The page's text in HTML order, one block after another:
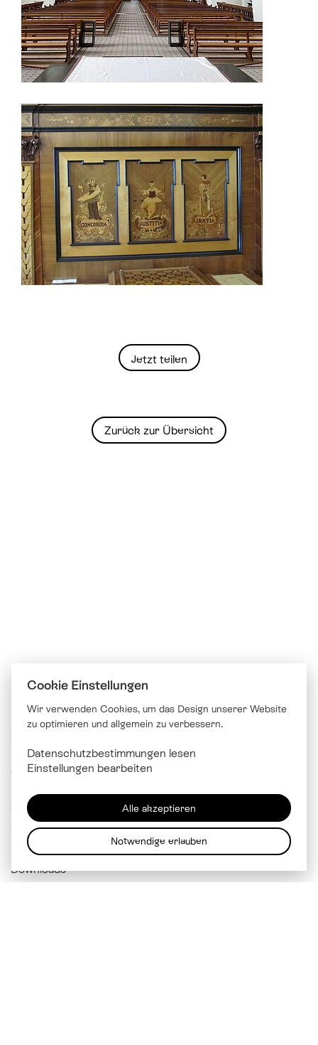
Jetzt teilen
Zurück zur Übersicht
© Katholische Kirche Stadt Luzern
Brünigstrasse 20
6005 Luzern
041 229 99 00
info@kathluzern.ch
Downloads
Mitarbeitendenverzeichnis
Cookie Einstellungen
Wir verwenden Cookies, um das Design unserer Website
zu optimieren und allgemein zu verbessern.
Datenschutzbestimmungen lesen
Einstellungen bearbeiten
Alle akzeptieren
Notwendige erlauben